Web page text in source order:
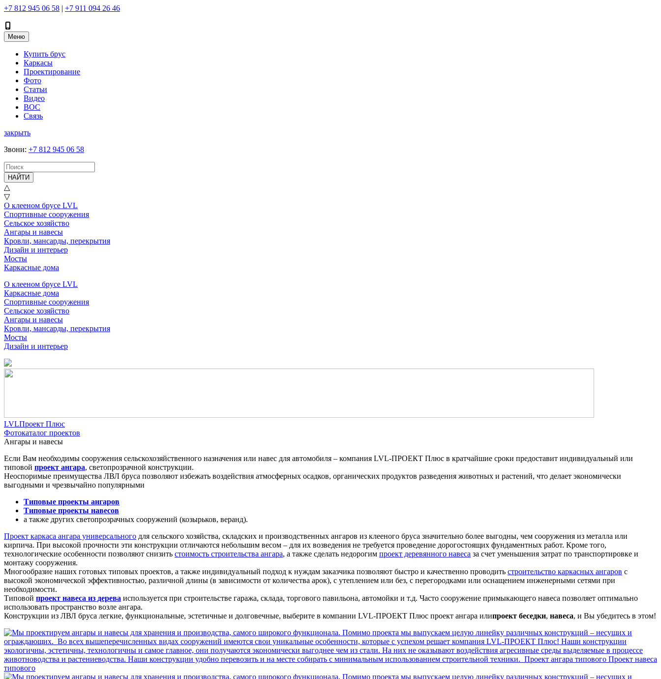
+7 812 945 06 58 | +7 911 094 26 46
Меню
Купить брус
Каркасы
Проектирование
Фото
Статьи
Видео
ВОС
Связь
закрыть
Звони: +7 812 945 06 58
НАЙТИ
△
▽
О клееном брусе LVL
Спортивные сооружения
Сельское хозяйство
Ангары и навесы
Кровли, мансарды, перекрытия
Дизайн и интерьер
Мосты
Каркасные дома
О клееном брусе LVL
Каркасные дома
Спортивные сооружения
Сельское хозяйство
Ангары и навесы
Кровли, мансарды, перекрытия
Мосты
Дизайн и интерьер
LVLПроект Плюс
Фотокаталог проектов
Ангары и навесы
Если Вам необходимы сооружения сельскохозяйственного назначения или навес для автомобиля – компания LVL-ПРОЕКТ Плюс в кратчайшие сроки предоставит индивидуальный или
типовой проект ангара, светопрозрачной конструкции.
Неоспоримые преимущества ЛВЛ бруса позволяют избежать воздействия атмосферных осадков, органических продуктов разведения животных и растений, что делает экономически
выгодными и чрезвычайно популярными
Типовые проекты ангаров
Типовые проекты навесов
а также других светопрозрачных сооружений (козырьков, веранд).
Проект каркаса ангара универсального для сельского хозяйства, складских и производственных ангаров из клееного бруса значительно более выгодны, чем сооружения из металла или
кирпича. При высокой прочности эти конструкции отличаются небольшим весом – для их возведения не требуется проведение дорогостоящих фундаментных работ. Кроме того,
технологические особенности позволяют снизить стоимость строительства ангара, а также сделать недорогим проект деревянного навеса за счет уменьшения затрат по транспортировке и
монтажу сооружения.
Многообразие наших готовых типовых проектов, а также индивидуальный подход к нуждам заказчика позволяют быстро и качественно проводить строительство каркасных ангаров с
высокой экономической эффективностью, различной длины (в зависимости от количества арок), с утеплением или без, с перегородками или оснащением инженерными сетями при
необходимости.
Типовой проект навеса из дерева используется при строительстве гаража, склада, торгового павильона, автомойки и т.д. Часто сооружение примыкающего навеса позволяет оптимально
использовать пространство возле ангара.
Конструкции из ЛВЛ бруса легкие, функциональные, эстетичные и долговечные, выберите в компании LVL-ПРОЕКТ Плюс проект ангара илипроект беседки, навеса, и Вы убедитесь в этом!